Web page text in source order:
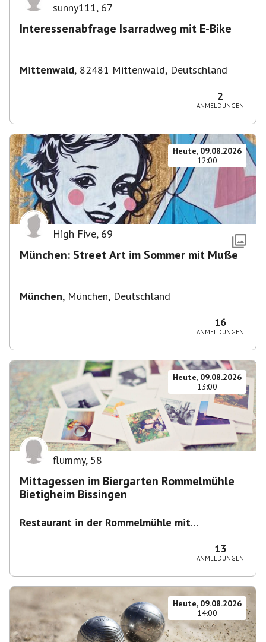
sunny111, 67
Interessenabfrage Isarradweg mit E-Bike
Mittenwald, 82481 Mittenwald, Deutschland
2
ANMELDUNGEN
Heute, 09.08.2026
12:00
High Five, 69
München: Street Art im Sommer mit Muße
München, München, Deutschland
16
ANMELDUNGEN
Heute, 09.08.2026
13:00
flummy, 58
Mittagessen im Biergarten Rommelmühle
Bietigheim Bissingen
Restaurant in der Rommelmühle mit
13
ANMELDUNGEN
Heute, 09.08.2026
14:00